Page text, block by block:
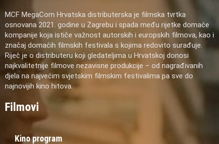
MCF MegaCom Hrvatska distributerska je filmska tvrtka
osnovana 2021. godine u Zagrebu i spada među rijetke domaće
kompanije koja ističe važnost autorskih i europskih filmova, kao i
značaj domaćih filmskih festivala s kojima redovito surađuje.
Riječ je o distributeru koji gledateljima u Hrvatskoj donosi
najkvalitetnije filmove nezavisne produkcije – od nagrađivanih
djela na najvećim svjetskim filmskim festivalima pa sve do
najnovijih kino hitova.
Filmovi
Kino program